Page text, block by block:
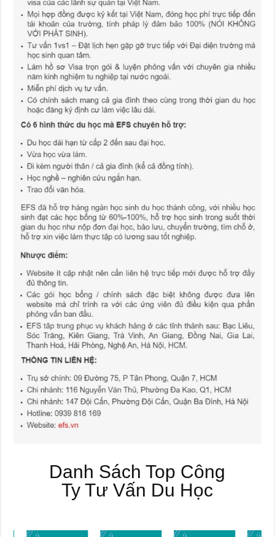
Danh Sách Top Công
Ty Tư Vấn Du Học